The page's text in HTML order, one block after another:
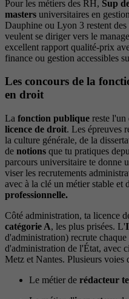
Pour les métiers des RH, Sup
masters universitaires en
Dauphine ou Lyon 3 restent
veulent se diriger vers le
excellent rapport qualité-prix
finance ou gestion accessibles
Les concours de la
en droit
La fonction publique reste l'un
licence de droit. Les épreuves
la culture générale, de la
de notions que tu pratiques
parcours universitaire te donne
viser les recrutements
avec à la clé un métier stable et
professionnelle.
Côté administration, ta licence
catégorie A, les plus prisées. L'
d'administration) recrute chaque
d'administration de l'État, avec
Metz et Nantes. Plusieurs voies
Le métier de rédacteur